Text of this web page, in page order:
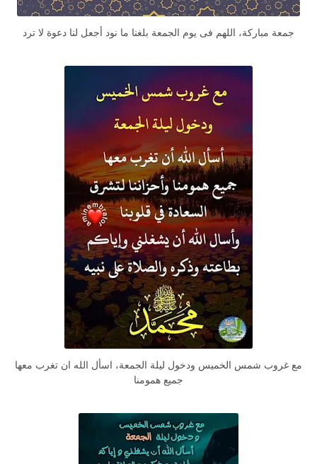
جمعة مباركة، اللهم فى يوم الجمعة بلغنا ما نود أجعل لنا دعوة لا ترد
مع غروب شمس الخميس ودخول ليلة الجمعة، اسأل الله ان تغرب معها
جميع همومنا